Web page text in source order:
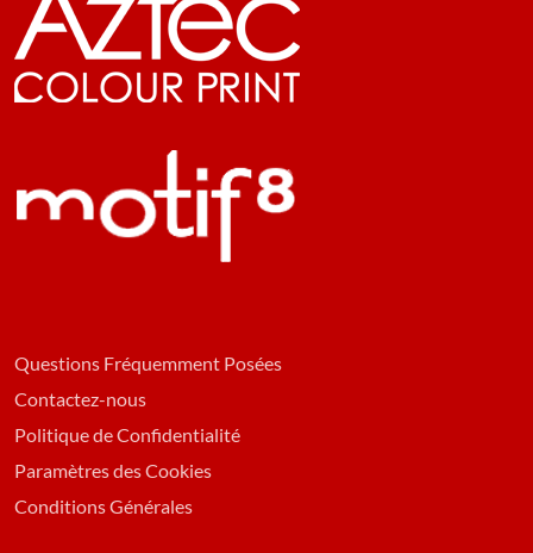
Questions Fréquemment Posées
Contactez-nous
Politique de Confidentialité
Paramètres des Cookies
Conditions Générales